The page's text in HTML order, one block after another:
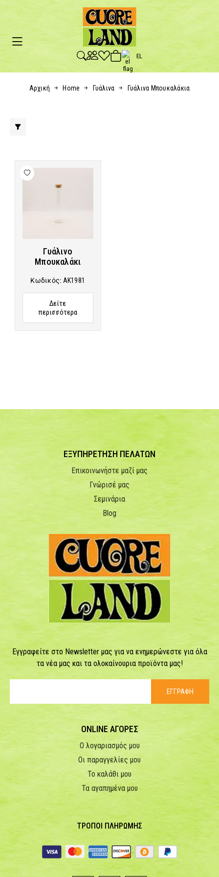
EL
Αρχική Home Γυάλινα Γυάλινα Μπουκαλάκια
Γυάλινο
Μπουκαλάκι
Κωδικός: AK1981
Δείτε
περισσότερα
ΕΞΥΠΗΡΕΤΗΣΗ ΠΕΛΑΤΩΝ
Επικοινωνήστε μαζί μας
Γνώρισέ μας
Σεμινάρια
Blog
Εγγραφείτε στο Newsletter μας για να ενημερώνεστε για όλα
τα νέα μας και τα ολοκαίνουρια προϊόντα μας!
ΕΓΓΡΑΦΗ
ONLINE ΑΓΟΡΕΣ
Ο λογαριασμός μου
Οι παραγγελίες μου
Το καλάθι μου
Τα αγαπημένα μου
ΤΡΟΠΟΙ ΠΛΗΡΩΜΗΣ